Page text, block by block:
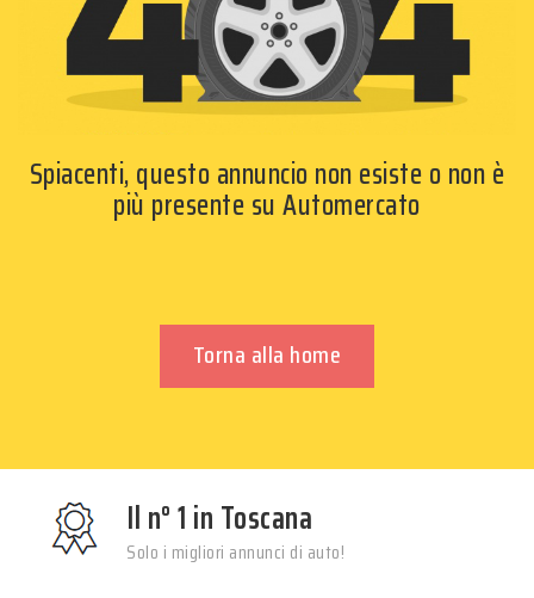
Spiacenti, questo annuncio non esiste o non è
più presente su Automercato
Torna alla home
Il n° 1 in Toscana
Solo i migliori annunci di auto!